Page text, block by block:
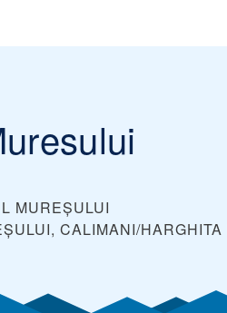
MUREȘULUI
CALIMANI/HARGHITA